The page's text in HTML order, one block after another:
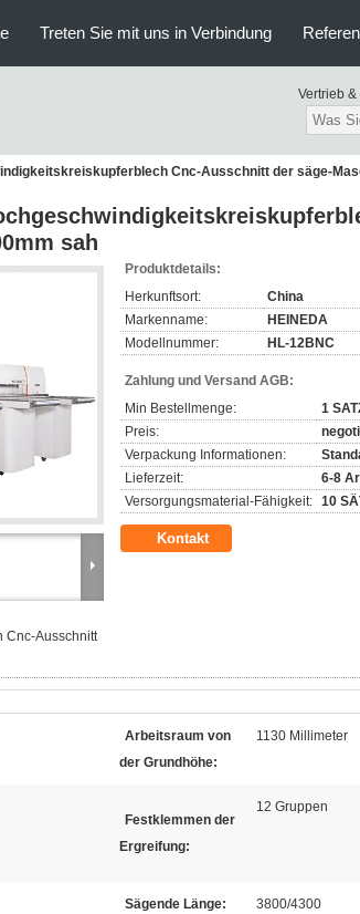
Treten Sie mit uns in Verbindung
Vertrieb &
Cnc-Ausschnitt der säge-
sah
Cnc-Ausschnitt
Produktdetails:
Herkunftsort:
China
Markenname:
HEINEDA
Modellnummer:
HL-12BNC
Zahlung und Versand AGB:
Min Bestellmenge:
1
Preis:
Verpackung Informationen:
Lieferzeit:
6-8
Versorgungsmaterial-Fähigkeit: 10
Kontakt
Arbeitsraum von
der Grundhöhe:
1130 Millimeter
Festklemmen der
Ergreifung:
12 Gruppen
Sägende Länge: 3800/4300